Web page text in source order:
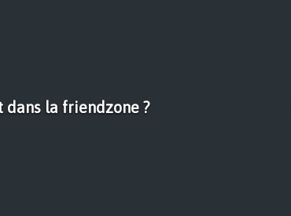
dans la friendzone ?